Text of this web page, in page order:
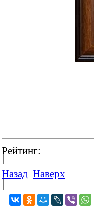
Рейтинг:
Назад Наверх